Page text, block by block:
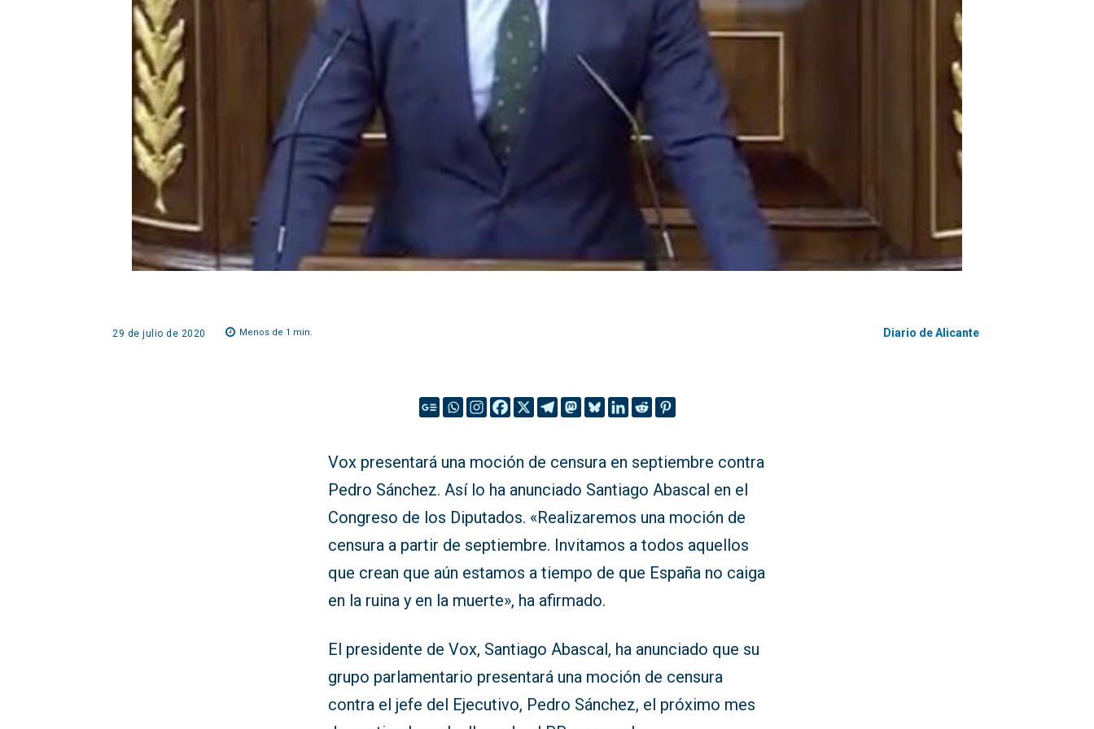
29 de julio de 2020 Menos de 1 min. Diario de Alicante
Vox presentará una moción de censura en septiembre contra
Pedro Sánchez. Así lo ha anunciado Santiago Abascal en el
Congreso de los Diputados. «Realizaremos una moción de
censura a partir de septiembre. Invitamos a todos aquellos
que crean que aún estamos a tiempo de que España no caiga
en la ruina y en la muerte», ha afirmado.
El presidente de Vox, Santiago Abascal, ha anunciado que su
grupo parlamentario presentará una moción de censura
contra el jefe del Ejecutivo, Pedro Sánchez, el próximo mes